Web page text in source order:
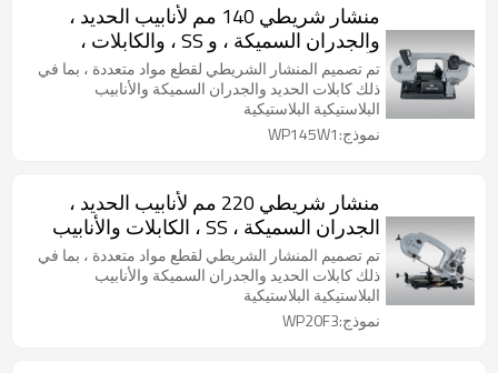
منشار شريطي 140 مم لأنابيب الحديد ،
والجدران السميكة ، و SS ، والكابلات ،
وأنابيب البلاستيك PVC
تم تصميم المنشار الشريطي لقطع مواد متعددة ، بما في
ذلك كابلات الحديد والجدران السميكة والأنابيب
البلاستيكية البلاستيكية
نموذج:WP145W1
منشار شريطي 220 مم لأنابيب الحديد ،
الجدران السميكة ، SS ، الكابلات والأنابيب
البلاستيكية البلاستيكية
تم تصميم المنشار الشريطي لقطع مواد متعددة ، بما في
ذلك كابلات الحديد والجدران السميكة والأنابيب
البلاستيكية البلاستيكية
نموذج:WP20F3